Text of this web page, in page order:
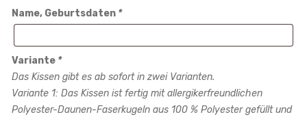
Name, Geburtsdaten *
Variante *
Das Kissen gibt es ab sofort in zwei Varianten.
Variante 1: Das Kissen ist fertig mit allergikerfreundlichen
Polyester-Daunen-Faserkugeln aus 100 % Polyester gefüllt und